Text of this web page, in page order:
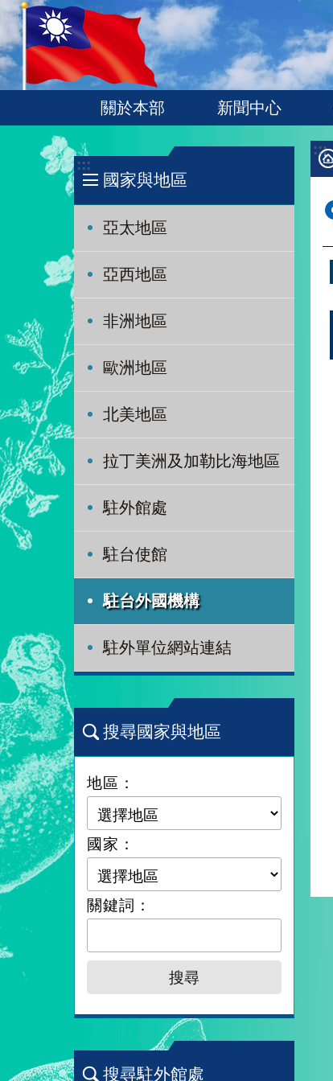
跳到主要內容區塊
:::
關於本部 新聞中心
:::
國家與地區
亞太地區
亞西地區
非洲地區
歐洲地區
北美地區
拉丁美洲及加勒比海地區
駐外館處
駐台使館
駐台外國機構
駐外單位網站連結
搜尋國家與地區
地區：
國家：
關鍵詞：
搜尋駐外館處
:::